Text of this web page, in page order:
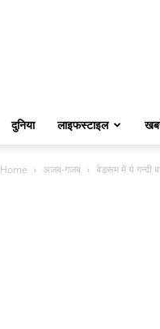
दुनिया लाइफस्टाइल
Home अजब-गजब बेडरूम में ये गन्दी